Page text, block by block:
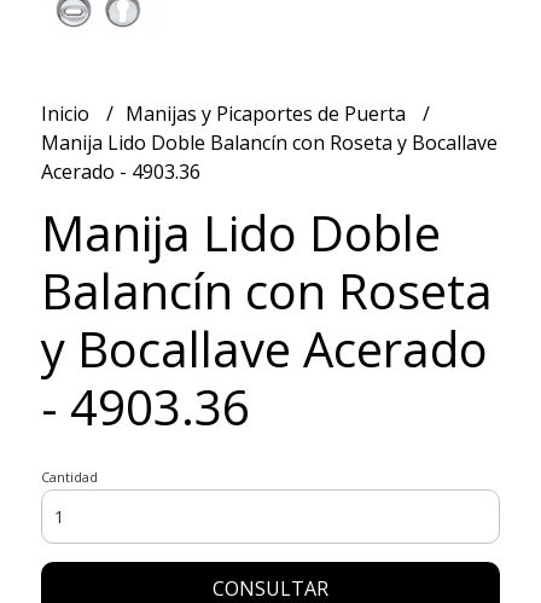
Inicio
Manijas y Picaportes de Puerta
Manija Lido Doble Balancín con Roseta y Bocallave
Acerado - 4903.36
Manija Lido Doble
Balancín con Roseta
y Bocallave Acerado
- 4903.36
Cantidad
CONSULTAR